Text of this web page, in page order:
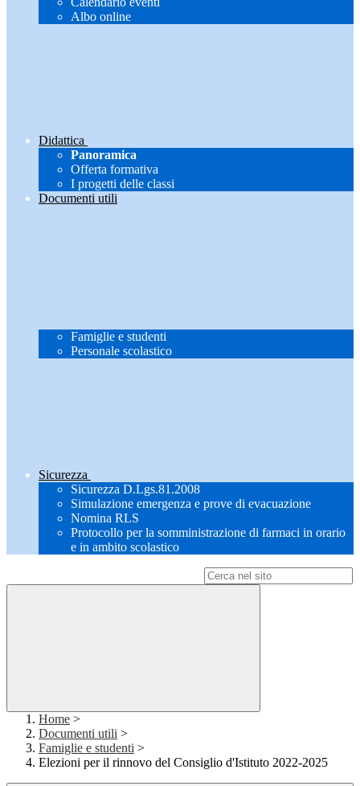
Albo online
Didattica
Panoramica
Offerta formativa
I progetti delle classi
Documenti utili
Famiglie e studenti
Personale scolastico
Sicurezza
Sicurezza D.Lgs.81.2008
Simulazione emergenza e prove di evacuazione
Nomina RLS
Protocollo per la somministrazione di farmaci in orario
e in ambito scolastico
Home >
Documenti utili >
Famiglie e studenti >
Elezioni per il rinnovo del Consiglio d'Istituto 2022-2025